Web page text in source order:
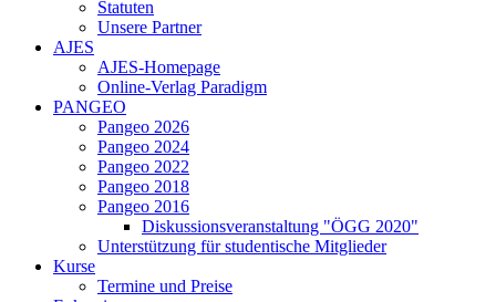
Statuten
Unsere Partner
AJES
AJES-Homepage
Online-Verlag Paradigm
PANGEO
Pangeo 2026
Pangeo 2024
Pangeo 2022
Pangeo 2018
Pangeo 2016
Diskussionsveranstaltung "ÖGG 2020"
Unterstützung für studentische Mitglieder
Kurse
Termine und Preise